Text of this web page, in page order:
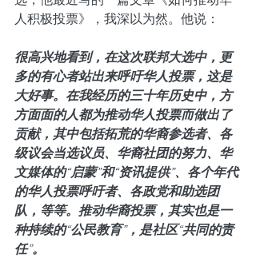
人积极投票》，我深以为然。他说：
很高兴地看到，在这次联邦大选中，更
多的有心者站出来呼吁华人投票，这是
大好事。在我经历的三十年历史中，方
方面面的人都为推动华人投票而做出了
贡献，其中包括拓荒的华裔参选者、各
级议会当选议员、华裔社团的努力、华
文媒体的“启蒙”和“资讯提供”、各个年代
的华人投票呼吁者、各政党和助选团
队，等等。推动华裔投票，其实也是一
种持续的“公民教育”，是社区“共同的责
任”。